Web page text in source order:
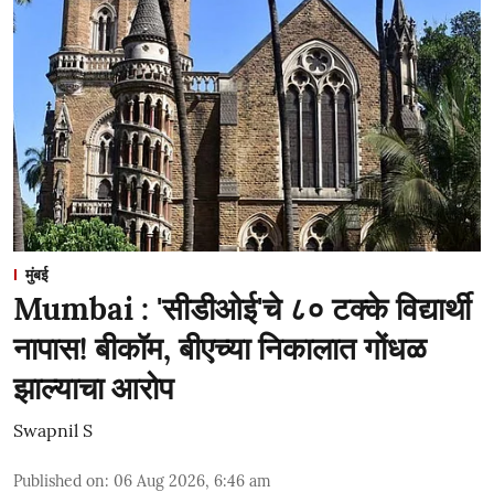
मुंबई
Mumbai : 'सीडीओई'चे ८० टक्के विद्यार्थी
नापास! बीकॉम, बीएच्या निकालात गोंधळ
झाल्याचा आरोप
Swapnil S
Published on: 06 Aug 2026, 6:46 am